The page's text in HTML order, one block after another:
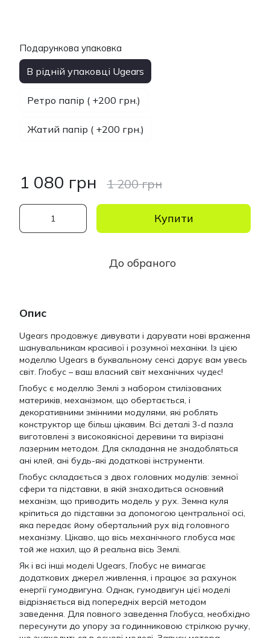
Подарункова упаковка
В рідній упаковці Ugears
Ретро папір ( +200 грн.)
Жатий папір ( +200 грн.)
1 080 грн 1 200 грн
Купити
До обраного
Опис
Ugears продовжує дивувати і дарувати нові враження
шанувальникам красивої і розумної механіки. Із цією
моделлю Ugears в буквальному сенсі дарує вам увесь
світ. Глобус – ваш власний світ механічних чудес!
Глобус є моделлю Землі з набором стилізованих
материків, механізмом, що обертається, і
декоративними змінними модулями, які роблять
конструктор ще більш цікавим. Всі деталі 3-d пазла
виготовлені з високоякісної деревини та вирізані
лазерним методом. Для складання не знадобляться
ані клей, ані будь-які додаткові інструменти.
Глобус складається з двох головних модулів: земної
сфери та підставки, в якій знаходиться основний
механізм, що приводить модель у рух. Земна куля
кріпиться до підставки за допомогою центральної осі,
яка передає йому обертальний рух від головного
механізму. Цікаво, що вісь механічного глобуса має
той же нахил, що й реальна вісь Землі.
Як і всі інші моделі Ugears, Глобус не вимагає
додаткових джерел живлення, і працює за рахунок
енергії гумодвигуна. Однак, гумодвигун цієї моделі
відрізняється від попередніх версій методом
заведення. Для повного заведення Глобуса, необхідно
пересунути до упору за годинниковою стрілкою ручку,